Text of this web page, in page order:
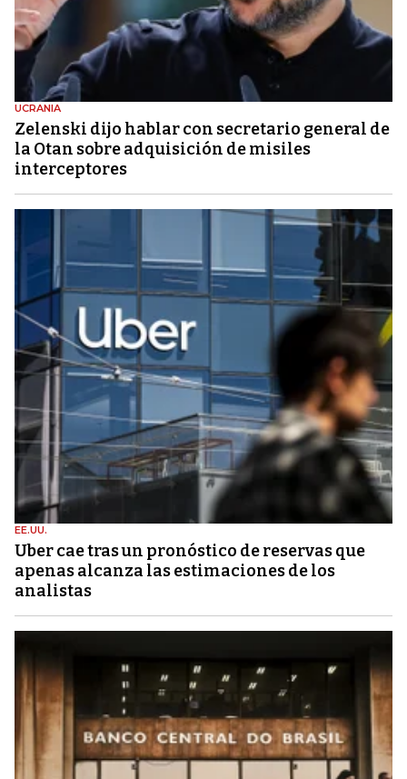
UCRANIA
Zelenski dijo hablar con secretario general de
la Otan sobre adquisición de misiles
interceptores
EE.UU.
Uber cae tras un pronóstico de reservas que
apenas alcanza las estimaciones de los
analistas